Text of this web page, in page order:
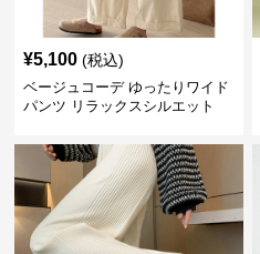
¥5,100 (税込)
ベージュコーデ ゆったりワイド
パンツ リラックスシルエット